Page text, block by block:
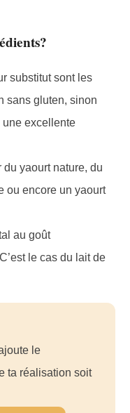
substitut sont les
sans gluten, sinon
une excellente
du yaourt nature, du
ou encore un yaourt
au goût
le cas du lait de
le
ta réalisation soit